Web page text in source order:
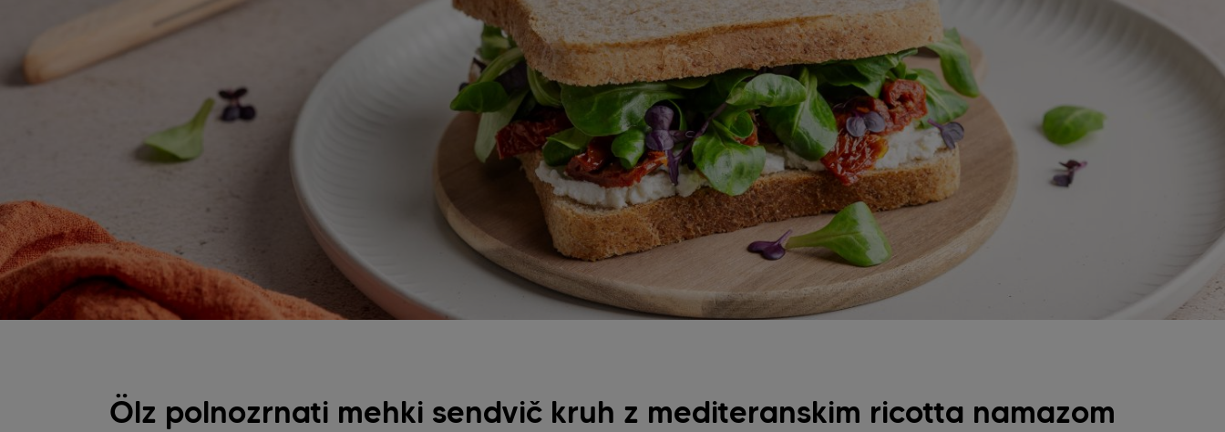
Ölz polnozrnati mehki sendvič kruh z mediteranskim ricotta namazom